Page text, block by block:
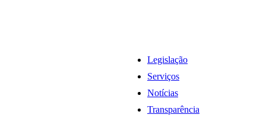
Legislação
Serviços
Notícias
Transparência